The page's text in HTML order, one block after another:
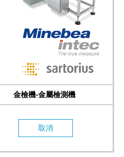
金檢機-金屬檢測機
取消